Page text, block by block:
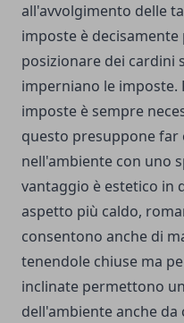
all'avvolgimento delle
imposte è decisamente
posizionare dei cardini
imperniano le imposte.
imposte è sempre
questo presuppone
nell'ambiente con uno
vantaggio è estetico in
aspetto più caldo,
consentono anche di
tenendole chiuse ma
inclinate permettono
dell'ambiente anche da